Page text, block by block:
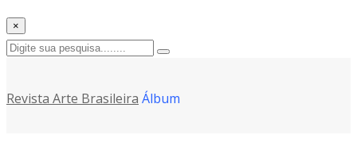
×
Revista Arte Brasileira Álbum